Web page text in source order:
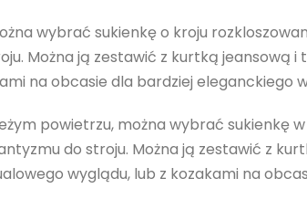
wybrać sukienkę o kroju
Można ją zestawić z kurtką jeansową
na obcasie dla bardziej eleganckiego
powietrzu, można wybrać sukienkę
do stroju. Można ją zestawić z
wyglądu, lub z kozakami na